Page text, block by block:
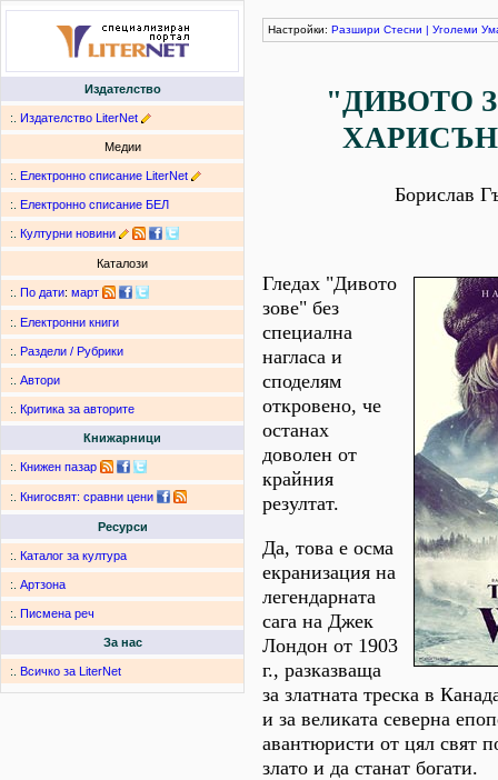
Издателство
:. Издателство LiterNet
Медии
:. Електронно списание LiterNet
:. Електронно списание БЕЛ
:. Културни новини
Каталози
:. По дати: март
:. Електронни книги
:. Раздели / Рубрики
:. Автори
:. Критика за авторите
Книжарници
:. Книжен пазар
:. Книгосвят: сравни цени
Ресурси
:. Каталог за култура
:. Артзона
:. Писмена реч
За нас
:. Всичко за LiterNet
Настройки: Разшири Стесни | Уголеми
"ДИВОТО
Борислав
Гледах "Дивото
зове" без
специална
нагласа и
споделям
откровено, че
останах
доволен от
крайния
резултат.
Да, това е осма
екранизация на
легендарната
сага на Джек
Лондон от 1903
г., разказваща
за златната треска в
и за великата северна
авантюристи от цял свят
злато и да станат богати.